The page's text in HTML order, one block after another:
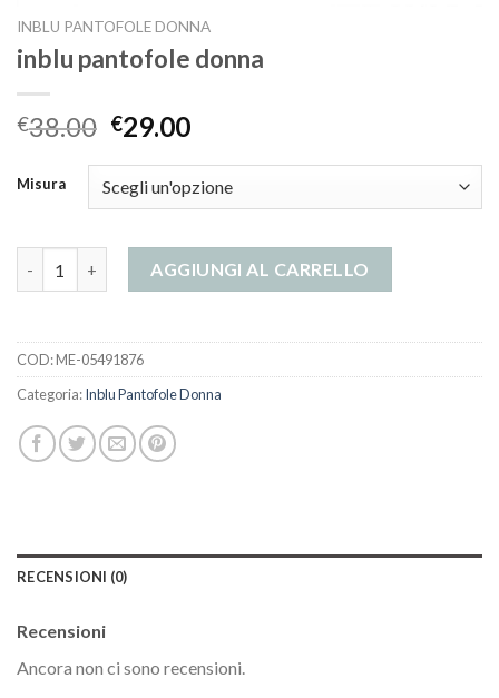
INBLU PANTOFOLE DONNA
inblu pantofole donna
€38.00 €29.00
Misura
AGGIUNGI AL CARRELLO
COD:ME-05491876
Categoria:Inblu Pantofole Donna
RECENSIONI (0)
Recensioni
Ancora non ci sono recensioni.